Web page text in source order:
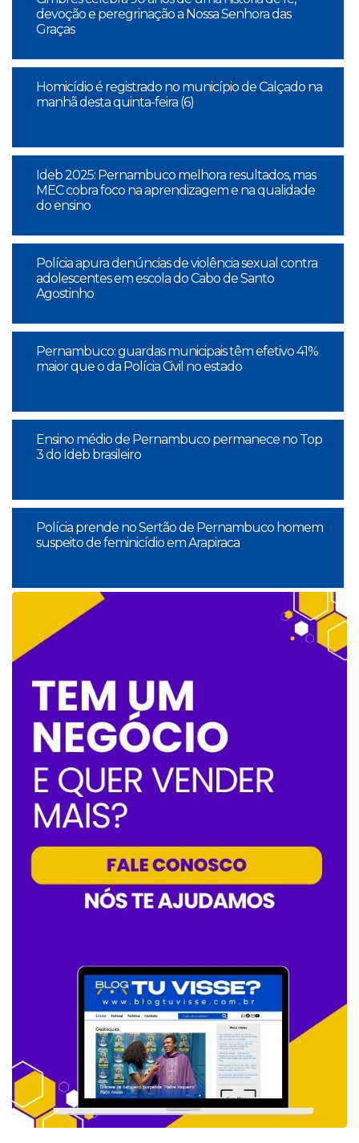
devoção e peregrinação a Nossa Senhora das
Graças
Homicídio é registrado no município de Calçado na
manhã desta quinta-feira (6)
Ideb 2025: Pernambuco melhora resultados, mas
MEC cobra foco na aprendizagem e na qualidade
do ensino
Polícia apura denúncias de violência sexual contra
adolescentes em escola do Cabo de Santo
Agostinho
Pernambuco: guardas municipais têm efetivo 41%
maior que o da Polícia Civil no estado
Ensino médio de Pernambuco permanece no Top
3 do Ideb brasileiro
Polícia prende no Sertão de Pernambuco homem
suspeito de feminicídio em Arapiraca